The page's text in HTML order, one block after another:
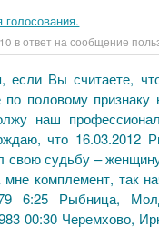
голосования.
в ответ на сообщение
если Вы считаете,
по половому
наш
что 16.03.2012
свою судьбу –
комплемент, так
6:25 Рыбница,
00:30 Черемхово,